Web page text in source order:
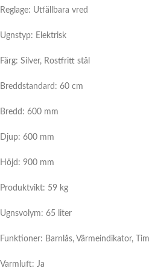
Reglage: Utfällbara vred
Ugnstyp: Elektrisk
Färg: Silver, Rostfritt stål
Breddstandard: 60 cm
Bredd: 600 mm
Djup: 600 mm
Höjd: 900 mm
Produktvikt: 59 kg
Ugnsvolym: 65 liter
Funktioner: Barnlås, Värmeindikator,
Varmluft: Ja